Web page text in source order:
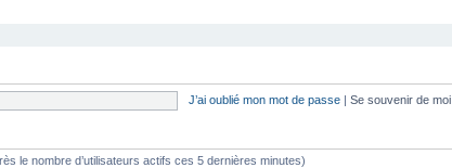
J’ai oublié mon mot de passe | Se souvenir de moi
le nombre d’utilisateurs actifs ces 5 dernières minutes)